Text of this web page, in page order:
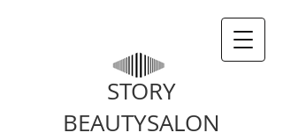
STORY
BEAUTYSALON